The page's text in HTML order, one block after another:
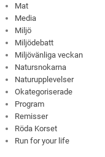
Mat
Media
Miljö
Miljödebatt
Miljövänliga veckan
Natursnokarna
Naturupplevelser
Okategoriserade
Program
Remisser
Röda Korset
Run for your life